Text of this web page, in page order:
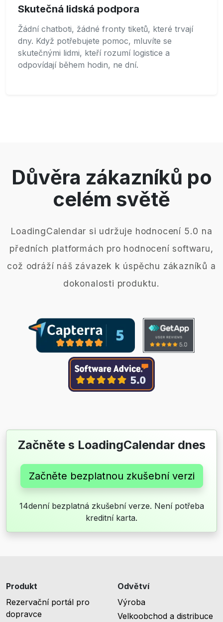
Skutečná lidská podpora
Žádní chatboti, žádné fronty tiketů, které trvají
dny. Když potřebujete pomoc, mluvíte se
skutečnými lidmi, kteří rozumí logistice a
odpovídají během hodin, ne dní.
Důvěra zákazníků po
celém světě
LoadingCalendar si udržuje hodnocení 5.0 na
předních platformách pro hodnocení softwaru,
což odráží náš závazek k úspěchu zákazníků a
dokonalosti produktu.
Začněte s LoadingCalendar dnes
Začněte bezplatnou zkušební verzi
14denní bezplatná zkušební verze. Není potřeba
kreditní karta.
Produkt
Rezervační portál pro
dopravce
Odvětví
Výroba
Velkoobchod a distribuce